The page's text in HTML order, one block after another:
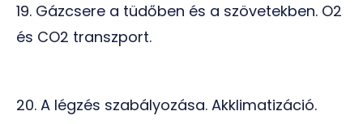
19. Gázcsere a tüdőben és a szövetekben. O2
és CO2 transzport.
20. A légzés szabályozása. Akklimatizáció.